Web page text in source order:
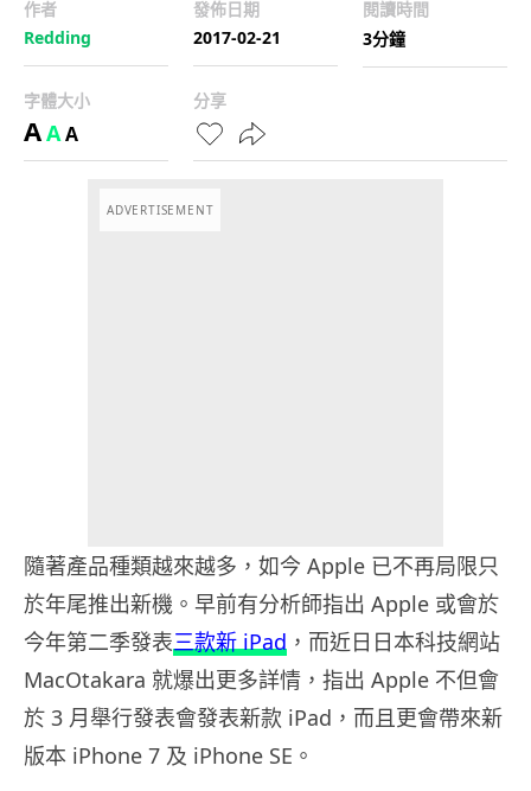
作者
Redding
發佈日期
2017-02-21
閱讀時間
3分鐘
字體大小
AAA
分享
ADVERTISEMENT
隨著產品種類越來越多，如今 Apple 已不再局限只
於年尾推出新機。早前有分析師指出 Apple 或會於
今年第二季發表三款新 iPad ，而近日日本科技網站
MacOtakara 就爆出更多詳情，指出 Apple 不但會
於 3 月舉行發表會發表新款 iPad，而且更會帶來新
版本 iPhone 7 及 iPhone SE。